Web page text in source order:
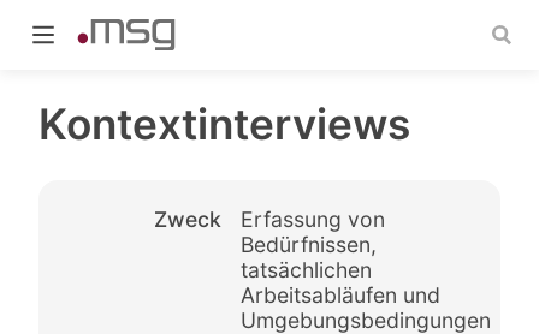
Kontextinterviews
Zweck
Erfassung von
Bedürfnissen,
tatsächlichen
Arbeitsabläufen und
Umgebungsbedingungen